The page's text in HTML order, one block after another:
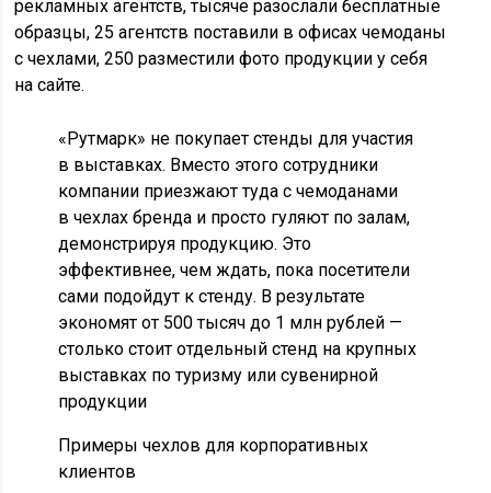
рекламных агентств, тысяче разослали бесплатные
образцы, 25 агентств поставили в офисах чемоданы
с чехлами, 250 разместили фото продукции у себя
на сайте.
«Рутмарк» не покупает стенды для участия
в выставках. Вместо этого сотрудники
компании приезжают туда с чемоданами
в чехлах бренда и просто гуляют по залам,
демонстрируя продукцию. Это
эффективнее, чем ждать, пока посетители
сами подойдут к стенду. В результате
экономят от 500 тысяч до 1 млн рублей —
столько стоит отдельный стенд на крупных
выставках по туризму или сувенирной
продукции
Примеры чехлов для корпоративных
клиентов